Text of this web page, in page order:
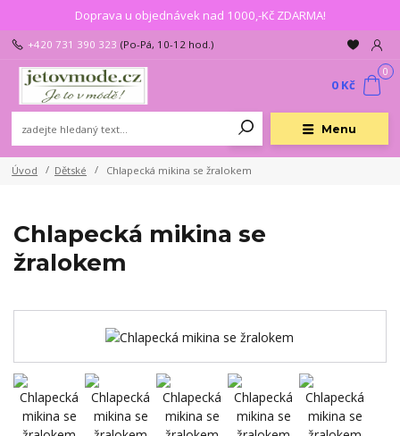
Doprava u objednávek nad 1000,-Kč ZDARMA!
Menu
+420 731 390 323 (Po-Pá, 10-12 hod.)
0
0 Kč
Úvod Dětské Chlapecká mikina se žralokem
Chlapecká mikina se
žralokem